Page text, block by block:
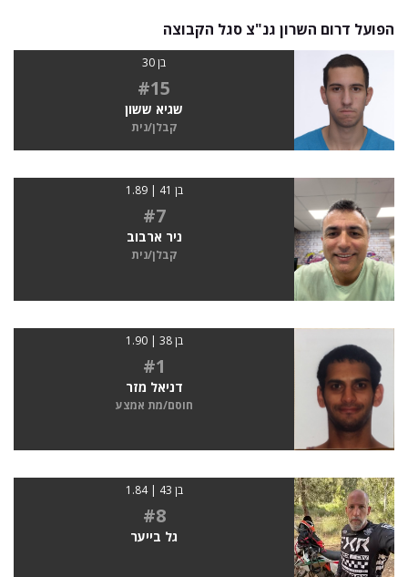
הפועל דרום השרון גנ"צ סגל הקבוצה
בן 30
#15
שגיא ששון
קבלן/נית
בן 41 | 1.89
#7
ניר ארבוב
קבלן/נית
בן 38 | 1.90
#1
דניאל מזר
חוסם/מת אמצע
בן 43 | 1.84
#8
גל בייער